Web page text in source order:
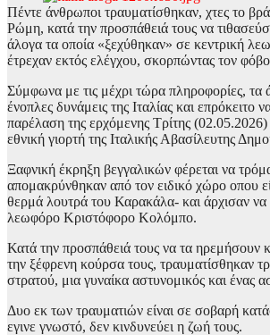
Πέντε άνθρωποι τραυματίσθηκαν, χτες το
Ρώμη, κατά την προσπάθειά τους να
άλογα τα οποία «ξεχύθηκαν» σε κεντρική
έτρεχαν εκτός ελέγχου, σκορπώντας τον φόβο
Σύμφωνα με τις μέχρι τώρα πληροφορίες, τα
ένοπλες δυνάμεις της Ιταλίας και επρόκειτο
παρέλαση της ερχόμενης Τρίτης
εθνική γιορτή της Ιταλικής Αβασίλευτης
Ξαφνική έκρηξη βεγγαλικών φέρεται να
απομακρύνθηκαν από τον ειδικό χώρο οπου
θερμά λουτρά του Καρακάλα- και άρχισαν να
λεωφόρο Κριστόφορο Κολόμπο.
Κατά την προσπάθειά τους να τα ηρεμήσουν
την ξέφρενη κούρσα τους, τραυματίσθηκαν
στρατού, μια γυναίκα αστυνομικός και ένας
Δυο εκ των τραυματιών είναι σε σοβαρή
εγινε γνωστό, δεν κινδυνεύει η ζωή τους.